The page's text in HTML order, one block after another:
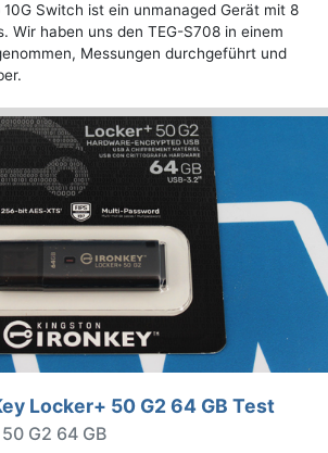
10G Switch ist ein unmanaged Gerät mit 8
Wir haben uns den TEG-S708 in einem
Messungen durchgeführt und
Locker+ 50 G2 64 GB Test
G2 64 GB